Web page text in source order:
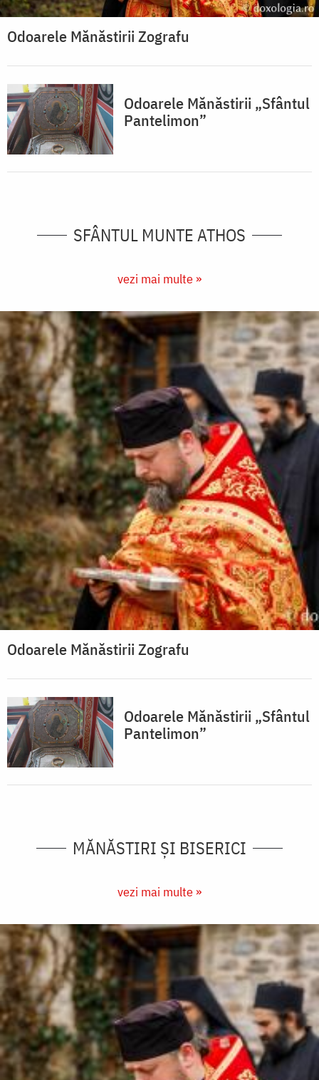
Odoarele Mănăstirii Zografu
Odoarele Mănăstirii „Sfântul
Pantelimon”
SFÂNTUL MUNTE ATHOS
vezi mai multe »
Odoarele Mănăstirii Zografu
Odoarele Mănăstirii „Sfântul
Pantelimon”
MĂNĂSTIRI ȘI BISERICI
vezi mai multe »